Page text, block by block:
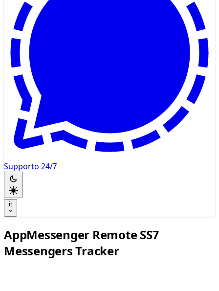
Supporto 24/7
it
AppMessenger Remote SS7
Messengers Tracker